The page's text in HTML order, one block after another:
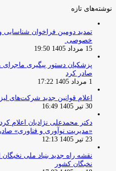
نوشته‌های تازه
تمدید دومین فراخوان
خصوصی
15 مرداد 1405 19:50
صادر کرد
1 مرداد 1405 17:22
اعلام قوانین جدید شرکت‌های
30 تیر 1405 16:49
دکتر محمدعلی نژادیان اعلام
«مدیریت نوآوری و فناوری»
23 تیر 1405 12:13
نقشه راه جدید بنیاد ملی
نخبگان کشور